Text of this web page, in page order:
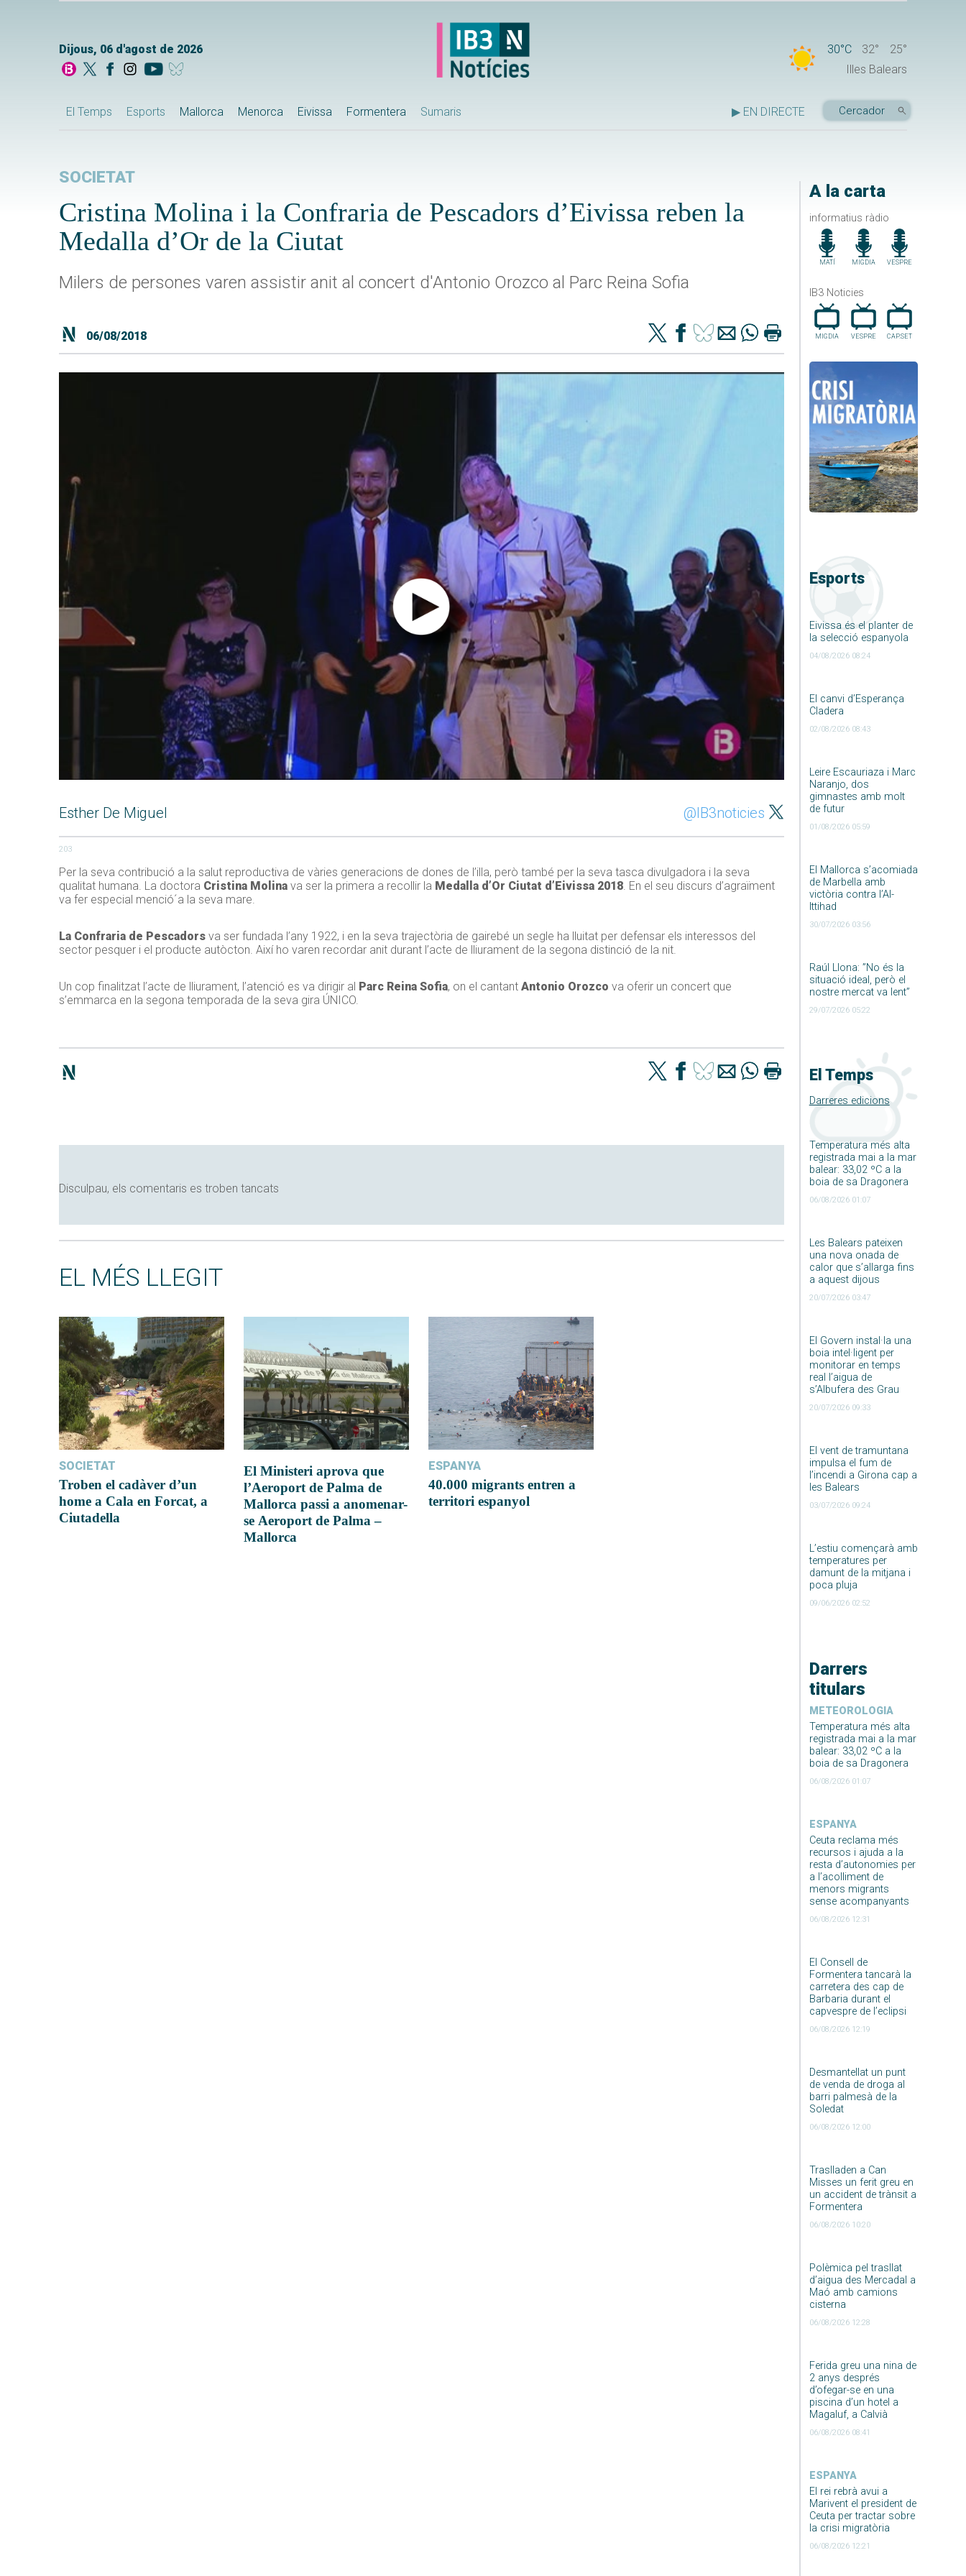
Dijous, 06 d'agost de 2026 30°C 32°
25°
Illes Balears
El Temps Esports Mallorca Menorca Eivissa Formentera Sumaris ▶ EN DIRECTE
A la carta
informatius ràdio
MATÍ MIGDIA VESPRE
IB3 Noticies
MIGDIA VESPRE CAP.SET
Esports
Eivissa és el planter de
la selecció espanyola
04/08/2026 08:24
El canvi d’Esperança
Cladera
02/08/2026 08:43
Leire Escauriaza i Marc
Naranjo, dos
gimnastes amb molt
de futur
01/08/2026 05:59
El Mallorca s’acomiada
de Marbella amb
victòria contra l’Al-
Ittihad
30/07/2026 03:56
Raúl Llona: ”No és la
situació ideal, però el
nostre mercat va lent”
29/07/2026 05:22
El Temps
Darreres edicions
Temperatura més alta
registrada mai a la mar
balear: 33,02 ºC a la
boia de sa Dragonera
06/08/2026 01:07
Les Balears pateixen
una nova onada de
calor que s’allarga fins
a aquest dijous
20/07/2026 03:47
El Govern instal·la una
boia intel·ligent per
monitorar en temps
real l’aigua de
s’Albufera des Grau
20/07/2026 09:33
El vent de tramuntana
impulsa el fum de
l’incendi a Girona cap a
les Balears
03/07/2026 09:24
L’estiu començarà amb
temperatures per
damunt de la mitjana i
poca pluja
09/06/2026 02:52
Darrers
titulars
METEOROLOGIA
Temperatura més alta
registrada mai a la mar
balear: 33,02 ºC a la
boia de sa Dragonera
06/08/2026 01:07
ESPANYA
Ceuta reclama més
recursos i ajuda a la
resta d’autonomies per
a l’acolliment de
menors migrants
sense acompanyants
06/08/2026 12:31
El Consell de
Formentera tancarà la
carretera des cap de
Barbaria durant el
capvespre de l’eclipsi
06/08/2026 12:19
Desmantellat un punt
de venda de droga al
barri palmesà de la
Soledat
06/08/2026 12:00
Traslladen a Can
Misses un ferit greu en
un accident de trànsit a
Formentera
06/08/2026 10:20
Polèmica pel trasllat
d’aigua des Mercadal a
Maó amb camions
cisterna
06/08/2026 12:28
Ferida greu una nina de
2 anys després
d’ofegar-se en una
piscina d’un hotel a
Magaluf, a Calvià
06/08/2026 08:41
ESPANYA
El rei rebrà avui a
Marivent el president de
Ceuta per tractar sobre
la crisi migratòria
06/08/2026 12:21
SOCIETAT
Cristina Molina i la Confraria de Pescadors d’Eivissa reben la
Medalla d’Or de la Ciutat
Milers de persones varen assistir anit al concert d'Antonio Orozco al Parc Reina Sofia
06/08/2018
Esther De Miguel @IB3noticies
203
Per la seva contribució a la salut reproductiva de vàries generacions de dones de l’illa, però també per la seva tasca divulgadora i la seva
qualitat humana. La doctora Cristina Molina va ser la primera a recollir la Medalla d’Or Ciutat d’Eivissa 2018. En el seu discurs d’agraïment
va fer especial menció´a la seva mare.
La Confraria de Pescadors va ser fundada l’any 1922, i en la seva trajectòria de gairebé un segle ha lluitat per defensar els interessos del
sector pesquer i el producte autòcton. Així ho varen recordar anit durant l’acte de lliurament de la segona distinció de la nit.
Un cop finalitzat l’acte de lliurament, l’atenció es va dirigir al Parc Reina Sofia, on el cantant Antonio Orozco va oferir un concert que
s’emmarca en la segona temporada de la seva gira ÚNICO.
Disculpau, els comentaris es troben tancats
EL MÉS LLEGIT
SOCIETAT
Troben el cadàver d’un
home a Cala en Forcat, a
Ciutadella
El Ministeri aprova que
l’Aeroport de Palma de
Mallorca passi a anomenar-
se Aeroport de Palma –
Mallorca
ESPANYA
40.000 migrants entren a
territori espanyol